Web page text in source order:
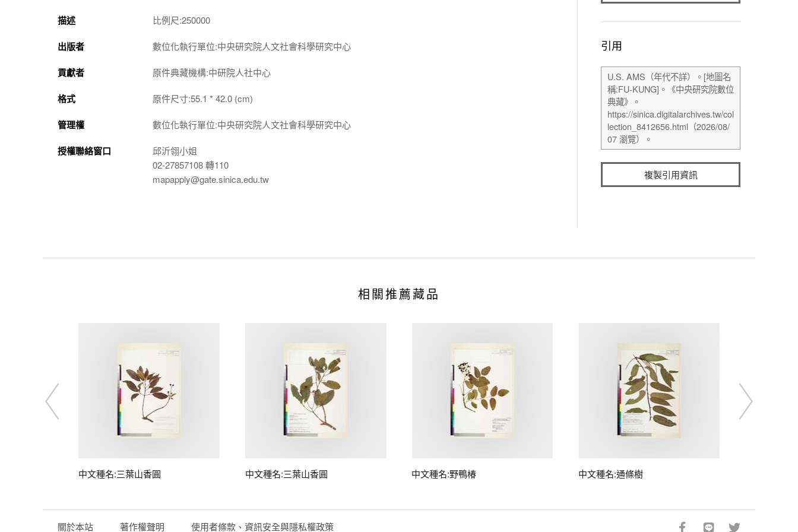
描述
比例尺:250000
出版者 數位化執行單位:中央研究院人文社會科學研究中心
貢獻者 原件典藏機構:中研院人社中心
格式 原件尺寸:55.1 * 42.0 (cm)
管理權 數位化執行單位:中央研究院人文社會科學研究中心
授權聯絡窗口
邱沂翎小姐
02-27857108 轉110
mapapply@gate.sinica.edu.tw
引用
複製引用資訊
相關推薦藏品
中文種名:三葉山香圓 中文種名:三葉山香圓 中文種名:野鴨椿 中文種名:通條樹
關於本站 著作權聲明 使用者條款、資訊安全與隱私權政策